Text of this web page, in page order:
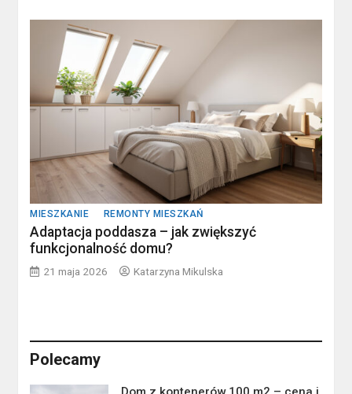
MIESZKANIE REMONTY MIESZKAŃ
Adaptacja poddasza – jak zwiększyć
funkcjonalność domu?
21 maja 2026 Katarzyna Mikulska
Polecamy